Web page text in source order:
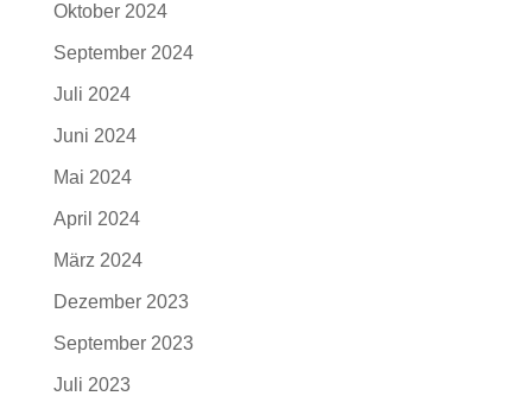
Oktober 2024
September 2024
Juli 2024
Juni 2024
Mai 2024
April 2024
März 2024
Dezember 2023
September 2023
Juli 2023